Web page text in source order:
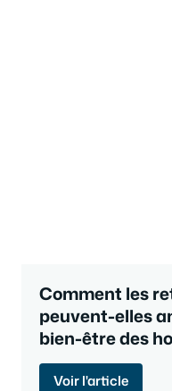
Comment les
peuvent-elles
bien-être des
Voir l'article